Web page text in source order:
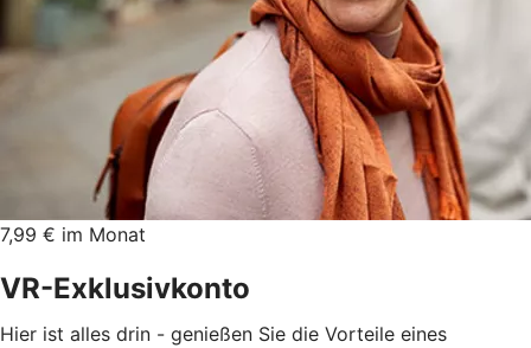
7,99 € im Monat
VR-Exklusivkonto
Hier ist alles drin - genießen Sie die Vorteile eines